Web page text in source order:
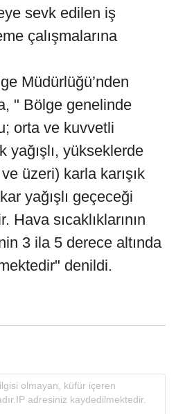
sevk edilen iş
çalışmalarına
Müdürlüğü’nden
" Bölge genelinde
orta ve kuvvetli
yağışlı, yükseklerde
üzeri) karla karışık
yağışlı geçeceği
Hava sıcaklıklarının
3 ila 5 derece altında
denildi.